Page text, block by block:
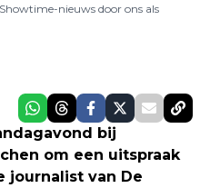
nieuws door ons als
bij
om een uitspraak
journalist van De